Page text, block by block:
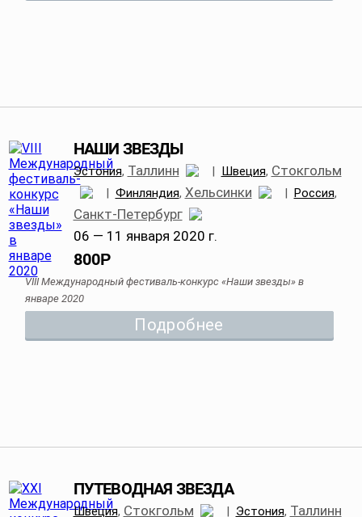
НАШИ ЗВЕЗДЫ
Эстония, Таллинн | Швеция, Стокгольм
| Финляндия, Хельсинки | Россия,
Санкт-Петербург
06 — 11 января 2020 г.
800Р
VIII Международный фестиваль-конкурс «Наши звезды» в
январе 2020
Подробнее
ПУТЕВОДНАЯ ЗВЕЗДА
Швеция, Стокгольм | Эстония, Таллинн